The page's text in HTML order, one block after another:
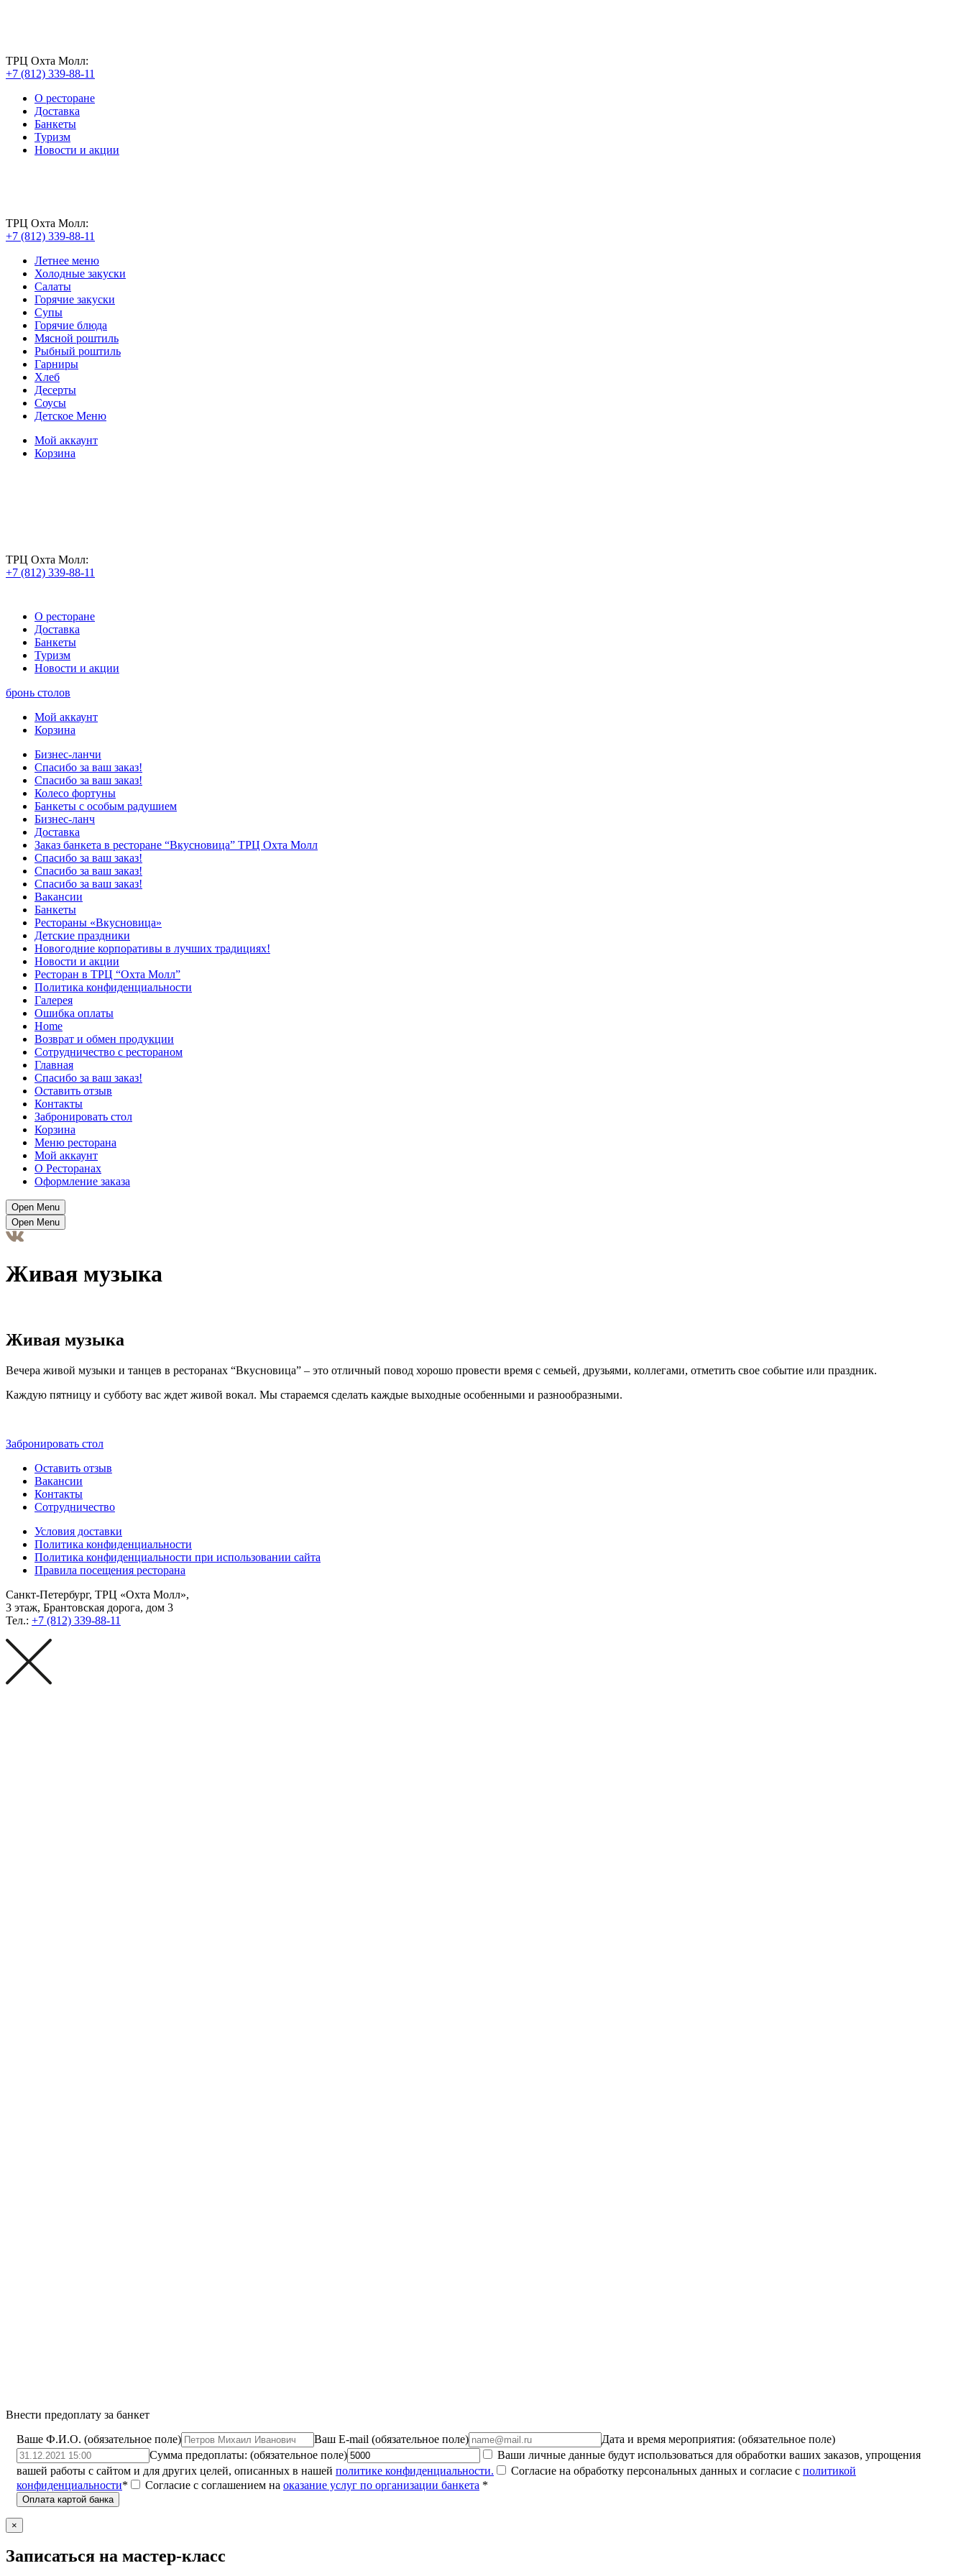
ТРЦ Охта Молл:
+7 (812) 339-88-11
О ресторане
Доставка
Банкеты
Туризм
Новости и акции
ТРЦ Охта Молл:
+7 (812) 339-88-11
Летнее меню
Холодные закуски
Салаты
Горячие закуски
Супы
Горячие блюда
Мясной роштиль
Рыбный роштиль
Гарниры
Хлеб
Десерты
Соусы
Детское Меню
Мой аккаунт
Корзина
ТРЦ Охта Молл:
+7 (812) 339-88-11
О ресторане
Доставка
Банкеты
Туризм
Новости и акции
бронь столов
Мой аккаунт
Корзина
Бизнес-ланчи
Спасибо за ваш заказ!
Спасибо за ваш заказ!
Колесо фортуны
Банкеты с особым радушием
Бизнес-ланч
Доставка
Заказ банкета в ресторане “Вкусновица” ТРЦ Охта Молл
Спасибо за ваш заказ!
Спасибо за ваш заказ!
Спасибо за ваш заказ!
Вакансии
Банкеты
Рестораны «Вкусновица»
Детские праздники
Новогодние корпоративы в лучших традициях!
Новости и акции
Ресторан в ТРЦ “Охта Молл”
Политика конфиденциальности
Галерея
Ошибка оплаты
Home
Возврат и обмен продукции
Сотрудничество с рестораном
Главная
Спасибо за ваш заказ!
Оставить отзыв
Контакты
Забронировать стол
Корзина
Меню ресторана
Мой аккаунт
О Ресторанах
Оформление заказа
Open Menu
Open Menu
Живая музыка
Живая музыка
Вечера живой музыки и танцев в ресторанах “Вкусновица” – это отличный повод хорошо провести время с семьей, друзьями, коллегами, отметить свое событие или праздник.
Каждую пятницу и субботу вас ждет живой вокал. Мы стараемся сделать каждые выходные особенными и разнообразными.
Забронировать стол
Оставить отзыв
Вакансии
Контакты
Сотрудничество
Условия доставки
Политика конфиденциальности
Политика конфиденциальности при использовании сайта
Правила посещения ресторана
Санкт-Петербург, ТРЦ «Охта Молл»,
3 этаж, Брантовская дорога, дом 3
Тел.: +7 (812) 339-88-11
Внести предоплату за банкет
Ваше Ф.И.О. (обязательное поле)
Ваш E-mail (обязательное поле)
Дата и время мероприятия: (обязательное поле)
Сумма предоплаты: (обязательное поле)
Ваши личные данные будут использоваться для обработки ваших заказов, упрощения
вашей работы с сайтом и для других целей, описанных в нашей политике конфиденциальности. Согласие на обработку персональных данных и согласие c политикой
конфиденциальности* Согласие с соглашением на оказание услуг по организации банкета *
×
Записаться на мастер-класс